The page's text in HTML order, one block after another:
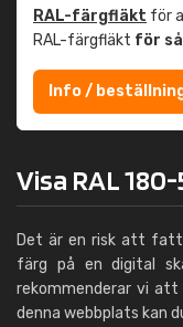
RAL-färgfläkt för
RAL-färgfläkt för
Info /
Visa RAL
Det är en risk att
färg på en digital
rekommenderar vi att
denna webbplats kan